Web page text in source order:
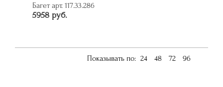
Багет арт. 117.33.286
5958 руб.
Показывать по: 24 48 72 96